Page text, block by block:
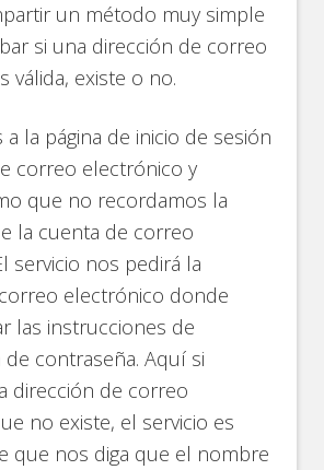
un método muy simple
si una dirección de correo
válida, existe o no.
a la página de inicio de sesión
correo electrónico y
que no recordamos la
la cuenta de correo
servicio nos pedirá la
electrónico donde
las instrucciones de
contraseña. Aquí si
dirección de correo
no existe, el servicio es
que nos diga que el nombre